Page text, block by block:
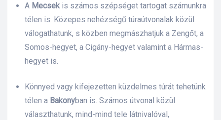
A Mecsek is számos szépséget tartogat számunkra
télen is. Közepes nehézségű túraútvonalak közül
válogathatunk, s közben megmászhatjuk a Zengőt, a
Somos-hegyet, a Cigány-hegyet valamint a Hármas-
hegyet is.
Könnyed vagy kifejezetten küzdelmes túrát tehetünk
télen a Bakonyban is. Számos útvonal közül
választhatunk, mind-mind tele látnivalóval,